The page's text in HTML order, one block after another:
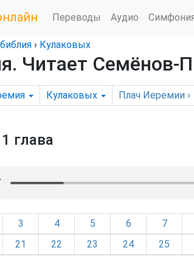
Переводы Аудио
› Кулаковых
. Читает Семёнов-
Кулаковых Плач Иеремии ›
1 глава
3 4 5 6 7
21 22 23 24 25